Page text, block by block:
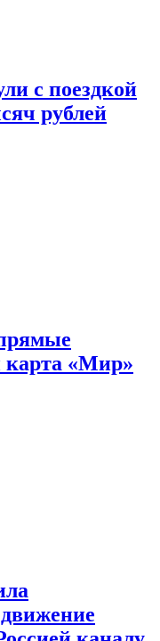
с поездкой
рублей
карта «Мир»